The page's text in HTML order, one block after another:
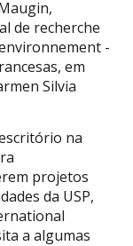
de recherche
-
em
Silvia
na
projetos
da USP,
a algumas